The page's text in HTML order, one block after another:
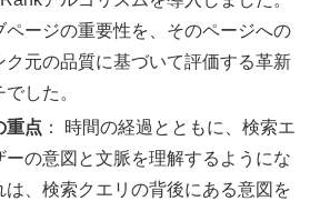
ページの重要性を、そのページへの
ク元の品質に基づいて評価する革新
した。
重点 ： 時間の経過とともに、検索エ
ーの意図と文脈を理解するようにな
は、検索クエリの背後にある意図を